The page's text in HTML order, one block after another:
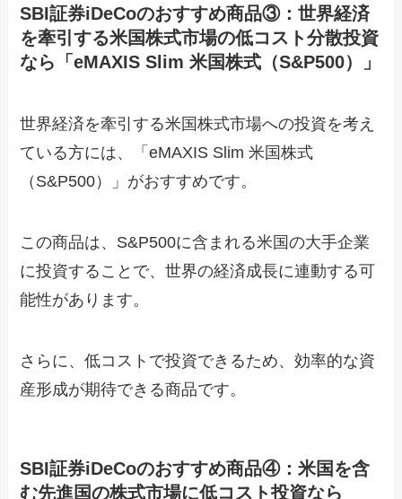
SBI証券iDeCoのおすすめ商品③：世界経済
を牽引する米国株式市場の低コスト分散投資
なら「eMAXIS Slim 米国株式（S&P500）」
世界経済を牽引する米国株式市場への投資を考え
ている方には、「eMAXIS Slim 米国株式
（S&P500）」がおすすめです。
この商品は、S&P500に含まれる米国の大手企業
に投資することで、世界の経済成長に連動する可
能性があります。
さらに、低コストで投資できるため、効率的な資
産形成が期待できる商品です。
SBI証券iDeCoのおすすめ商品④：米国を含
む先進国の株式市場に低コスト投資なら